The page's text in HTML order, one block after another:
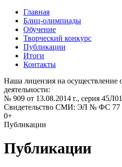
Главная
Блиц-олимпиады
Обучение
Творческий конкурс
Публикации
Итоги
Контакты
Наша лицензия на осуществление
деятельности:
№ 909 от 13.08.2014 г., серия
Свидетельство СМИ: ЭЛ № ФС 77 -
0+
Публикации
Публикации